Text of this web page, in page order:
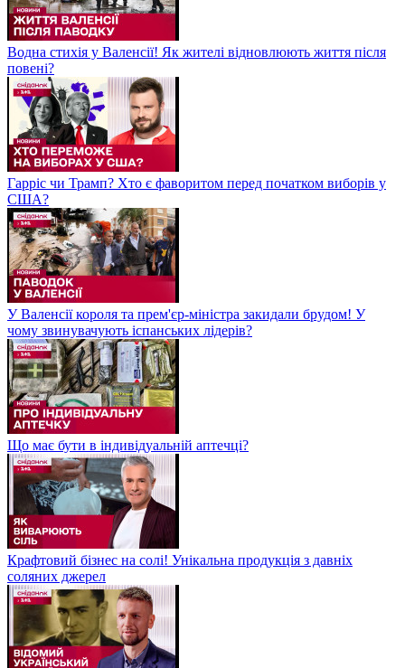
Водна стихія у Валенсії! Як жителі відновлюють життя після
повені?
Гарріс чи Трамп? Хто є фаворитом перед початком виборів у
США?
У Валенсії короля та прем'єр-міністра закидали брудом! У
чому звинувачують іспанських лідерів?
Що має бути в індивідуальній аптечці?
Крафтовий бізнес на солі! Унікальна продукція з давніх
соляних джерел